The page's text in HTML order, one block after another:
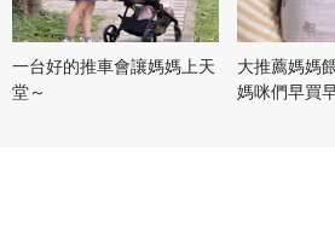
一台好的推車會讓媽媽上天
堂～
大推薦媽媽
媽咪們早買